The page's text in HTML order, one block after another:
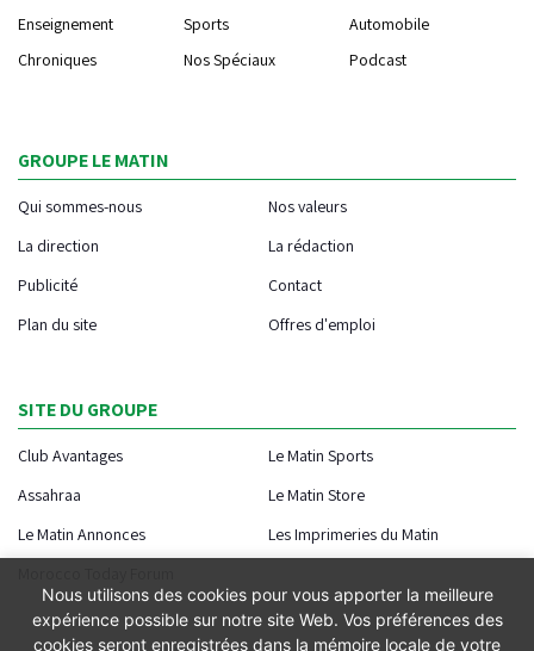
Enseignement
Sports
Automobile
Chroniques
Nos Spéciaux Podcast
GROUPE LE MATIN
Qui sommes-nous
Nos valeurs
La direction
La rédaction
Publicité
Contact
Plan du site
Offres d'emploi
SITE DU GROUPE
Club Avantages
Le Matin Sports
Assahraa
Le Matin Store
Le Matin Annonces
Les Imprimeries du Matin
Nous utilisons des cookies pour vous apporter la meilleure
expérience possible sur notre site Web. Vos préférences des
cookies seront enregistrées dans la mémoire locale de votre